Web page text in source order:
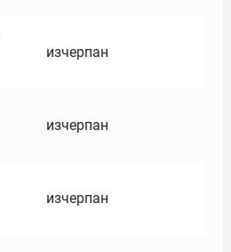
изчерпан
изчерпан
изчерпан